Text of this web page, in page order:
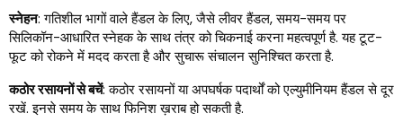
स्नेहन: गतिशील भागों वाले हैंडल के लिए, जैसे लीवर हैंडल, समय-समय पर
सिलिकॉन-आधारित स्नेहक के साथ तंत्र को चिकनाई करना महत्वपूर्ण है. यह टूट-
फूट को रोकने में मदद करता है और सुचारू संचालन सुनिश्चित करता है.
कठोर रसायनों से बचें: कठोर रसायनों या अपघर्षक पदार्थों को एल्युमीनियम हैंडल से दूर
रखें. इनसे समय के साथ फिनिश ख़राब हो सकती है.